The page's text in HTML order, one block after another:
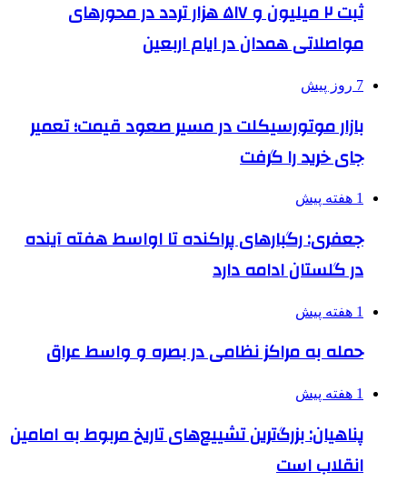
ثبت ۲ میلیون و ۵۱۷ هزار تردد در محورهای
مواصلاتی همدان در ایام اربعین
7 روز پیش
بازار موتورسیکلت در مسیر صعود قیمت؛ تعمیر
جای خرید را گرفت
1 هفته پیش
جعفری: رگبارهای پراکنده تا اواسط هفته آینده
در گلستان ادامه دارد
1 هفته پیش
حمله به مراکز نظامی در بصره و واسط عراق
1 هفته پیش
پناهیان: بزرگ‌ترین تشییع‌های تاریخ مربوط به امامین
انقلاب است